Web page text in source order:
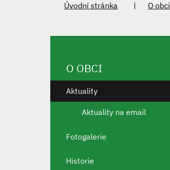
Úvodní stránka O obci
O OBCI
Aktuality
Aktuality na email
Fotogalerie
Historie